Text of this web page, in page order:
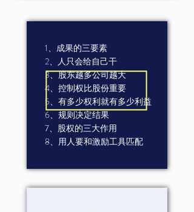
1、成果的三要素
2、人只会给自己干
3、股东越多公司越大
4、控制权比股份重要
5、有多少权利就有多少利益
6、规则决定结果
7、股权的三大作用
8、用人要和激励工具匹配